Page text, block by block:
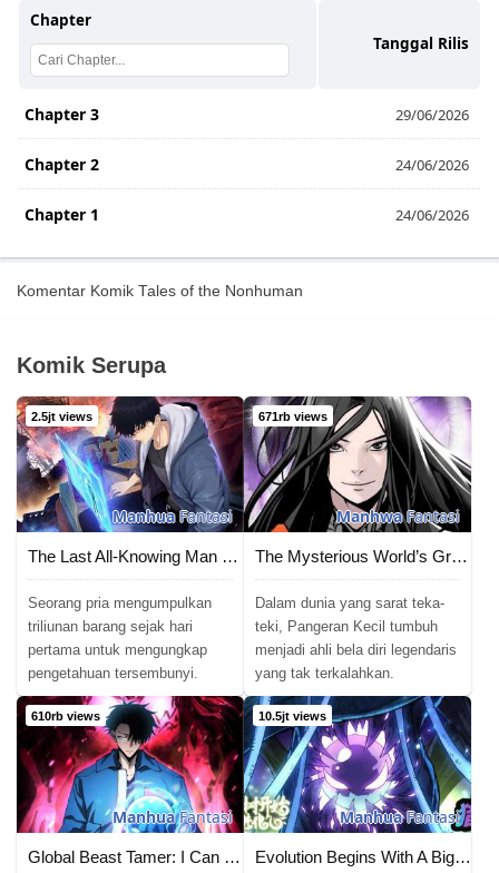
Chapter
Tanggal Rilis
Chapter 3 29/06/2026
Chapter 2 24/06/2026
Chapter 1 24/06/2026
Komentar Komik Tales of the Nonhuman
Komik Serupa
2.5jt views
ManhuaFantasi
The Last All-Knowing Man Collected Trillions of Stuff from Day One
Seorang pria mengumpulkan
triliunan barang sejak hari
pertama untuk mengungkap
pengetahuan tersembunyi.
671rb views
ManhwaFantasi
The Mysterious World’s Greatest Martial Artist Little Prince
Dalam dunia yang sarat teka-
teki, Pangeran Kecil tumbuh
menjadi ahli bela diri legendaris
yang tak terkalahkan.
610rb views
ManhuaFantasi
Global Beast Tamer: I Can See the Path of Evolution
10.5jt views
ManhuaFantasi
Evolution Begins With A Big Tree